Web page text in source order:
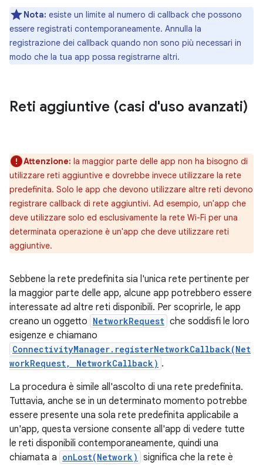
Nota: esiste un limite al numero di callback che possono
essere registrati contemporaneamente. Annulla la
registrazione dei callback quando non sono più necessari in
modo che la tua app possa registrarne altri.
Reti aggiuntive (casi d'uso avanzati)
Attenzione: la maggior parte delle app non ha bisogno di
utilizzare reti aggiuntive e dovrebbe invece utilizzare la rete
predefinita. Solo le app che devono utilizzare altre reti devono
registrare callback di rete aggiuntivi. Ad esempio, un'app che
deve utilizzare solo ed esclusivamente la rete Wi-Fi per una
determinata operazione è un'app che deve utilizzare reti
aggiuntive.
Sebbene la rete predefinita sia l'unica rete pertinente per
la maggior parte delle app, alcune app potrebbero essere
interessate ad altre reti disponibili. Per scoprirle, le app
creano un oggetto NetworkRequest che soddisfi le loro
esigenze e chiamano
ConnectivityManager.registerNetworkCallback(Net
workRequest, NetworkCallback) .
La procedura è simile all'ascolto di una rete predefinita.
Tuttavia, anche se in un determinato momento potrebbe
essere presente una sola rete predefinita applicabile a
un'app, questa versione consente all'app di vedere tutte
le reti disponibili contemporaneamente, quindi una
chiamata a onLost(Network) significa che la rete è